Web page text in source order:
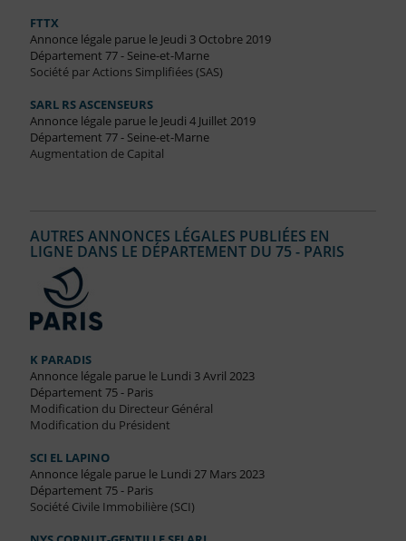
FTTX
Annonce légale parue le Jeudi 3 Octobre 2019
Département 77 - Seine-et-Marne
Société par Actions Simplifiées (SAS)
SARL RS ASCENSEURS
Annonce légale parue le Jeudi 4 Juillet 2019
Département 77 - Seine-et-Marne
Augmentation de Capital
AUTRES ANNONCES LÉGALES PUBLIÉES EN
LIGNE DANS LE DÉPARTEMENT DU 75 - PARIS
K PARADIS
Annonce légale parue le Lundi 3 Avril 2023
Département 75 - Paris
Modification du Directeur Général
Modification du Président
SCI EL LAPINO
Annonce légale parue le Lundi 27 Mars 2023
Département 75 - Paris
Société Civile Immobilière (SCI)